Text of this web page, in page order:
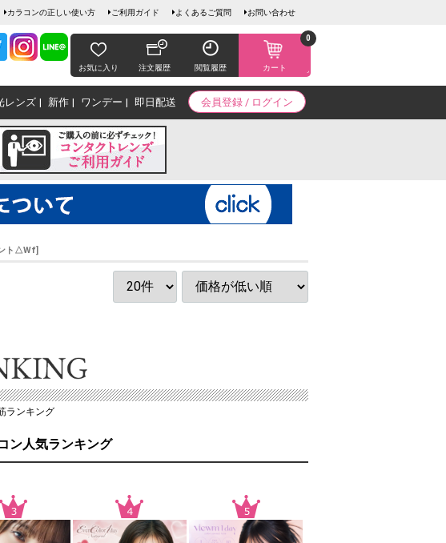
カラコンの正しい使い方 ご利用ガイド よくあるご質問 お問い合わせ
お気に入り 注文履歴 閲覧履歴 カート
0
会員登録 / ログイン
レンズ 新作 ワンデー 即日配送
ト△Wf]
ランキング
ン人気ランキング